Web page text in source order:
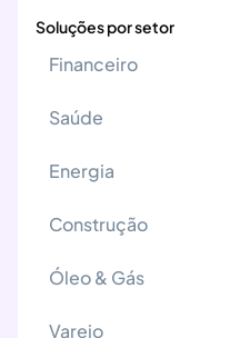
Soluções por setor
Financeiro
Saúde
Energia
Construção
Óleo & Gás
Varejo